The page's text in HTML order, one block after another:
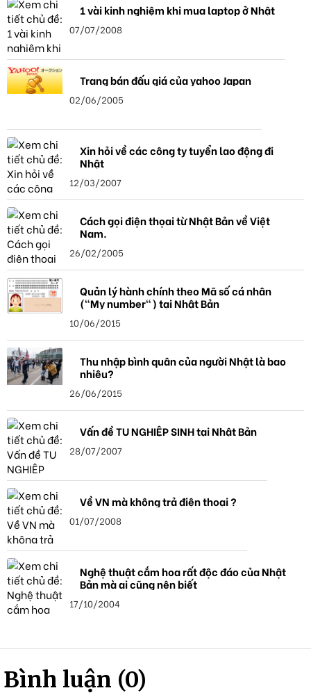
1 vài kinh nghiệm khi mua laptop ở Nhật
07/07/2008
Trang bán đấu giá của yahoo Japan
02/06/2005
Xin hỏi về các công ty tuyển lao động đi
Nhật
12/03/2007
Cách gọi điện thọai từ Nhật Bản về Việt
Nam.
26/02/2005
Quản lý hành chính theo Mã số cá nhân
("My number") tại Nhật Bản
10/06/2015
Thu nhập bình quân của người Nhật là bao
nhiêu?
26/06/2015
Vấn đề TU NGHIỆP SINH tại Nhật Bản
28/07/2007
Về VN mà không trả điện thoại ?
01/07/2008
Nghệ thuật cắm hoa rất độc đáo của Nhật
Bản mà ai cũng nên biết
17/10/2004
Bình luận (0)